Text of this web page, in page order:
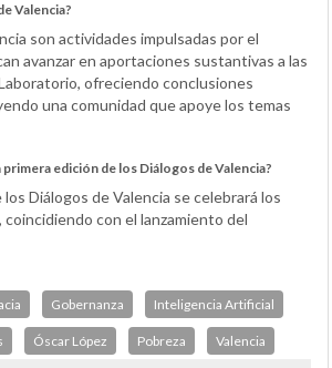
Valencia?
son actividades impulsadas por el
avanzar en aportaciones sustantivas a las
ofreciendo conclusiones
una comunidad que apoye los temas
primera edición de los Diálogos de Valencia?
Diálogos de Valencia se celebrará los
coincidiendo con el lanzamiento del
Gobernanza Inteligencia Artificial
Óscar López Pobreza Valencia